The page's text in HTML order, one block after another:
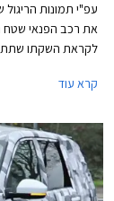
עפ"י תמונות
את רכב הפנאי שטח
האיווק.
קרא עוד